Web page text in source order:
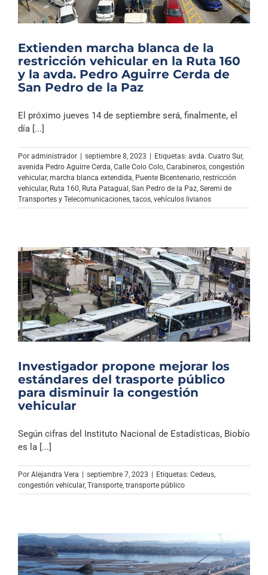
Extienden marcha blanca de la
restricción vehicular en la Ruta 160
y la avda. Pedro Aguirre Cerda de
San Pedro de la Paz
El próximo jueves 14 de septiembre será, finalmente, el
día [...]
Por administrador septiembre 8, 2023 Etiquetas: avda. Cuatro Sur,
avenida Pedro Aguirre Cerda, Calle Colo Colo, Carabineros, congestión
vehicular, marcha blanca extendida, Puente Bicentenario, restricción
vehicular, Ruta 160, Ruta Patagual , San Pedro de la Paz, Seremi de
Transportes y Telecomunicaciones, tacos, vehículos livianos
Investigador propone mejorar los
estándares del trasporte público
para disminuir la congestión
vehicular
Según cifras del Instituto Nacional de Estadísticas, Biobío
es la [...]
Por Alejandra Vera septiembre 7, 2023 Etiquetas: Cedeus,
congestión vehicular, Transporte, transporte público